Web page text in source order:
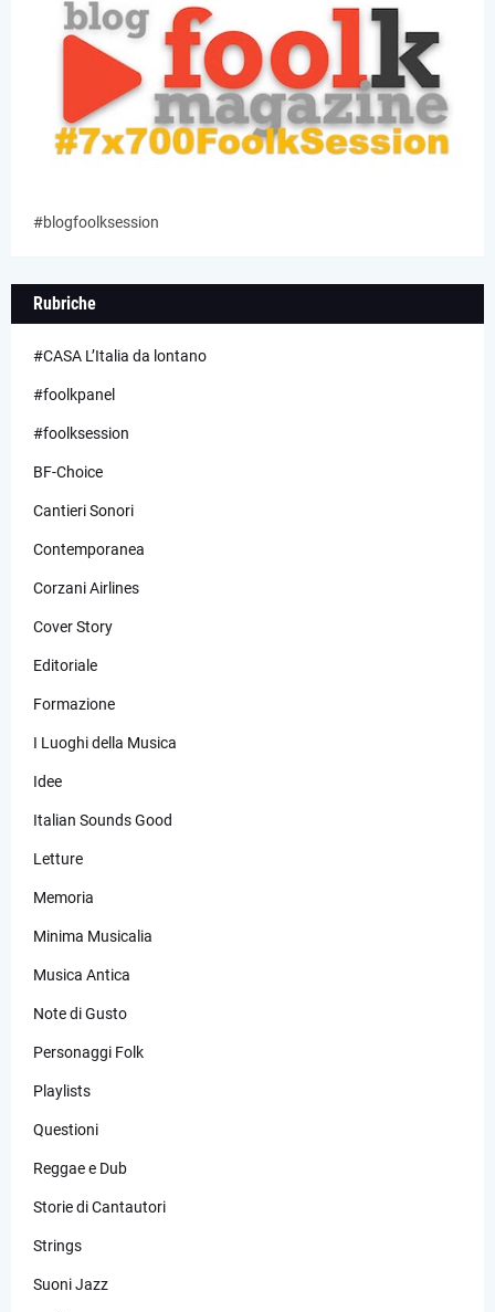
#blogfoolksession
Rubriche
#CASA L’Italia da lontano
#foolkpanel
#foolksession
BF-Choice
Cantieri Sonori
Contemporanea
Corzani Airlines
Cover Story
Editoriale
Formazione
I Luoghi della Musica
Idee
Italian Sounds Good
Letture
Memoria
Minima Musicalia
Musica Antica
Note di Gusto
Personaggi Folk
Playlists
Questioni
Reggae e Dub
Storie di Cantautori
Strings
Suoni Jazz